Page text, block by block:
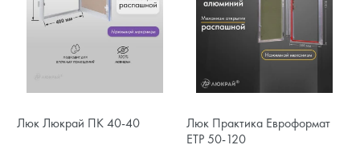
Люк Люкрай ПК 40-40
Люк Практика Евроформат
ЕТР 50-120